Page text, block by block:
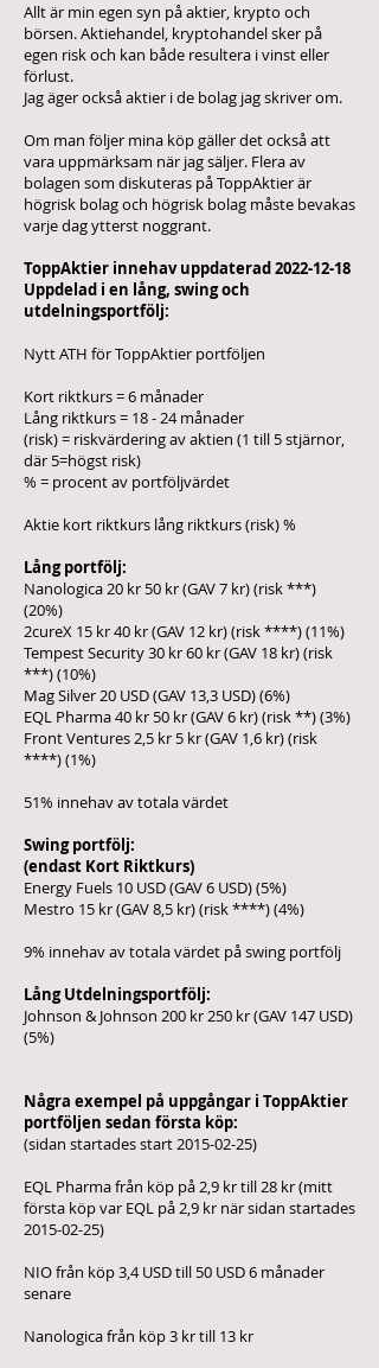
Allt är min egen syn på aktier, krypto och
börsen. Aktiehandel, kryptohandel sker på
egen risk och kan både resultera i vinst eller
förlust.
Jag äger också aktier i de bolag jag skriver om.
Om man följer mina köp gäller det också att
vara uppmärksam när jag säljer. Flera av
bolagen som diskuteras på ToppAktier är
högrisk bolag och högrisk bolag måste bevakas
varje dag ytterst noggrant.
ToppAktier innehav uppdaterad2022-12-18
Uppdelad i en lång, swing och
utdelningsportfölj:
Nytt ATH för ToppAktier portföljen
Kort riktkurs = 6 månader
Lång riktkurs = 18 - 24 månader
(risk) = riskvärdering av aktien (1 till 5 stjärnor,
där 5=högst risk)
% = procent av portföljvärdet
Aktie kort riktkurs lång riktkurs (risk) %
Lång portfölj:
Nanologica 20 kr 50 kr (GAV 7 kr) (risk ***)
(20%)
2cureX 15 kr 40 kr (GAV 12 kr) (risk ****) (11%)
Tempest Security 30 kr 60 kr (GAV 18 kr) (risk
***) (10%)
Mag Silver 20 USD (GAV 13,3 USD) (6%)
EQL Pharma 40 kr 50 kr (GAV 6 kr) (risk **) (3%)
Front Ventures 2,5 kr 5 kr (GAV 1,6 kr) (risk
****) (1%)
51% innehav av totala värdet
Swing portfölj:
(endast Kort Riktkurs)
Energy Fuels 10 USD (GAV 6 USD) (5%)
Mestro 15 kr (GAV 8,5 kr) (risk ****) (4%)
9% innehav av totala värdet på swing portfölj
Lång Utdelningsportfölj:
Johnson & Johnson 200 kr 250 kr (GAV 147 USD)
(5%)
Några exempel på uppgångar i ToppAktier
portföljen sedan första köp:
(sidan startades start2015-02-25)
EQL Pharma från köp på 2,9 kr till 28 kr (mitt
första köp var EQL på 2,9 kr när sidan startades
2015-02-25)
NIO från köp 3,4 USD till 50 USD 6 månader
senare
Nanologica från köp 3 kr till 13 kr